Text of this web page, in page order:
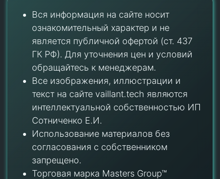
Вся информация на сайте носит
ознакомительный характер и не
является публичной офертой (ст. 437
ГК РФ). Для уточнения цен и условий
обращайтесь к менеджерам.
Все изображения, иллюстрации и
текст на сайте vaillant.tech являются
интеллектуальной собственностью ИП
Сотниченко Е.И.
Использование материалов без
согласования с собственником
запрещено.
Торговая марка Masters Group™